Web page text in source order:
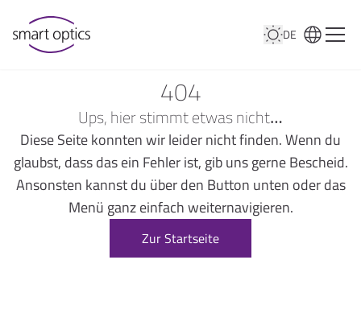
DE
404
Ups, hier stimmt etwas nicht…
Diese Seite konnten wir leider nicht finden. Wenn du
glaubst, dass das ein Fehler ist, gib uns gerne Bescheid.
Ansonsten kannst du über den Button unten oder das
Menü ganz einfach weiternavigieren.
Zur Startseite